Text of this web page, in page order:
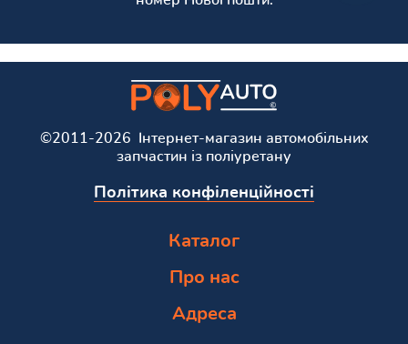
©2011-2026 Інтернет-магазин автомобільних
запчастин із поліуретану
Політика конфіленційності
Каталог
Про нас
Адреса